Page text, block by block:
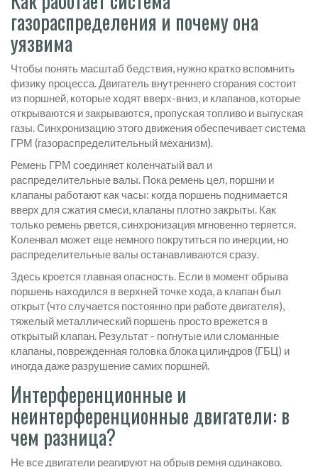
газораспределения и почему она
уязвима
Чтобы понять масштаб бедствия, нужно кратко вспомнить
физику процесса. Двигатель внутреннего сгорания состоит
из поршней, которые ходят вверх-вниз, и клапанов, которые
открываются и закрываются, пропуская топливо и выпуская
газы. Синхронизацию этого движения обеспечиваетсистема
ГРМ (газораспределительный механизм).
Ремень ГРМ соединяет коленчатый вал и
распределительные валы. Пока ремень цел, поршни и
клапаны работают как часы: когда поршень поднимается
вверх для сжатия смеси, клапаны плотно закрыты. Как
только ремень рвется, синхронизация мгновенно теряется.
Коленвал может еще немного покрутиться по инерции, но
распределительные валы останавливаются сразу.
Здесь кроется главная опасность. Если в момент обрыва
поршень находился в верхней точке хода, а клапан был
открыт (что случается постоянно при работе двигателя),
тяжелый металлический поршень просто врежется в
открытый клапан. Результат - погнутые или сломанные
клапаны, поврежденная головка блока цилиндров (ГБЦ) и
иногда даже разрушение самих поршней.
Интерференционные и
неинтерференционные двигатели: в
чем разница?
Не все двигатели реагируют на обрыв ремня одинаково.